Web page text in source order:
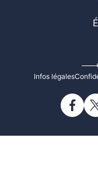
Infos légales